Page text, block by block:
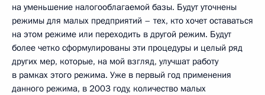
на уменьшение налогооблагаемой базы. Будут уточнены
режимы для малых предприятий – тех, кто хочет оставаться
на этом режиме или переходить в другой режим. Будут
более четко сформулированы эти процедуры и целый ряд
других мер, которые, на мой взгляд, улучшат работу
в рамках этого режима. Уже в первый год применения
данного режима, в 2003 году, количество малых